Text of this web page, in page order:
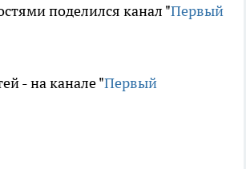
поделился канал "Первый
- на канале "Первый